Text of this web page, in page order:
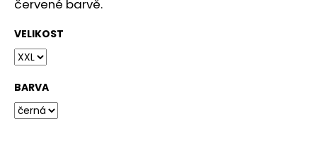
červené barvě.
VELIKOST
BARVA
D
o
p
o
r
u